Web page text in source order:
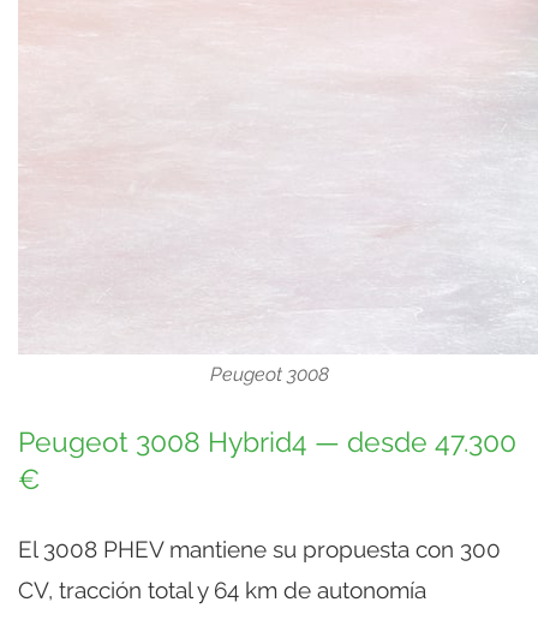
Peugeot 3008
Peugeot 3008 Hybrid4 — desde 47.300
€
El 3008 PHEV mantiene su propuesta con 300
CV, tracción total y 64 km de autonomía